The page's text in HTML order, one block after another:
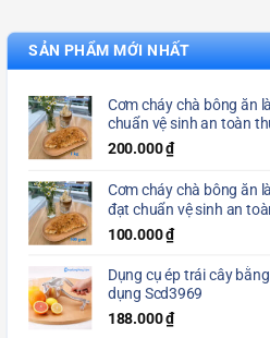
SẢN PHẨM MỚI NHẤT
Cơm cháy chà bông ăn
chuẩn vệ sinh an toàn
200.000₫
Cơm cháy chà bông ăn
đạt chuẩn vệ sinh an
100.000₫
Dụng cụ ép trái cây
dụng Scd3969
188.000₫